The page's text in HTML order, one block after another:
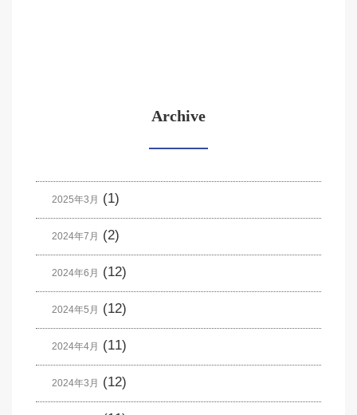
Archive
2025年3月 (1)
2024年7月 (2)
2024年6月 (12)
2024年5月 (12)
2024年4月 (11)
2024年3月 (12)